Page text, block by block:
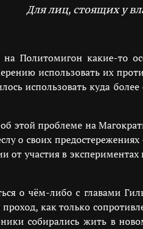
Для лиц, стоящих у
Политомигон какие-то
использовать их
использовать куда
этой проблеме на
о своих
от участия в
о чём-либо с главами
как только
собирались жить в